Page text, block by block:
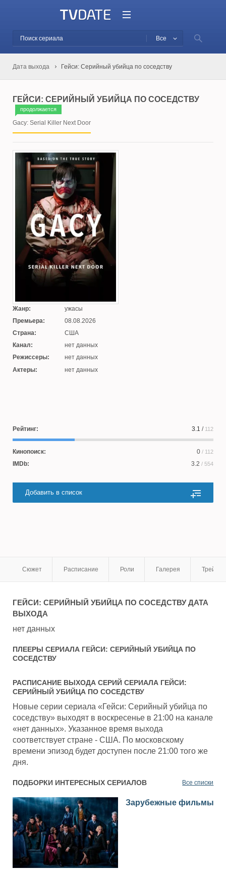
Все
Дата выхода Гейси: Серийный убийца по соседству
ГЕЙСИ: СЕРИЙНЫЙ УБИЙЦА ПО СОСЕДСТВУ
продолжается
Gacy: Serial Killer Next Door
Жанр:
ужасы
Премьера:
08.08.2026
Страна:
США
Канал:
нет данных
Режиссеры:
нет данных
Актеры:
нет данных
Рейтинг: 3.1 / 112
Кинопоиск: 0 / 112
IMDb: 3.2 / 554
Добавить в список
Сюжет Расписание Роли Галерея
ГЕЙСИ: СЕРИЙНЫЙ УБИЙЦА ПО СОСЕДСТВУДАТА
ВЫХОДА
нет данных
ПЛЕЕРЫ СЕРИАЛА ГЕЙСИ: СЕРИЙНЫЙ УБИЙЦА ПО
СОСЕДСТВУ
РАСПИСАНИЕ ВЫХОДА СЕРИЙ СЕРИАЛА ГЕЙСИ:
СЕРИЙНЫЙ УБИЙЦА ПО СОСЕДСТВУ
Новые серии сериала «Гейси: Серийный убийца по
соседству» выходят в воскресенье в 21:00 на канале
«нет данных». Указанное время выхода
соответствует стране - США. По московскому
времени эпизод будет доступен после 21:00 того же
дня.
ПОДБОРКИ ИНТЕРЕСНЫХ СЕРИАЛОВ Все списки
Зарубежные фильмы